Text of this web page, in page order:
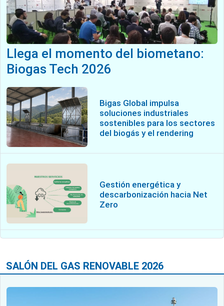
Llega el momento del biometano:
Biogas Tech 2026
Bigas Global impulsa
soluciones industriales
sostenibles para los sectores
del biogás y el rendering
Gestión energética y
descarbonización hacia Net
Zero
SALÓN DEL GAS RENOVABLE 2026